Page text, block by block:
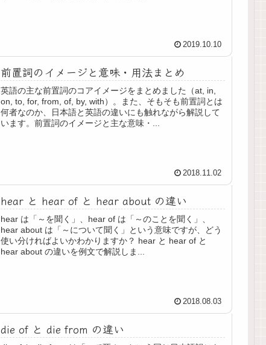
2019.10.10
前置詞のイメージと意味・用法まとめ
英語の主な前置詞のコアイメージをまとめました（at, in,
on, to, for, from, of, by, with）。また、そもそも前置詞とは
何者なのか、日本語と英語の違いにも触れながら解説して
います。前置詞のイメージと主な意味・...
2018.11.02
hear と hear of と hear about の違い
hear は「～を聞く」、hear of は「～のことを聞く」、
hear about は「～について聞く」という意味ですが、どう
使い分ければよいかわかりますか？ hear と hear of と
hear about の違いを例文で解説しま...
2018.08.03
die of と die from の違い